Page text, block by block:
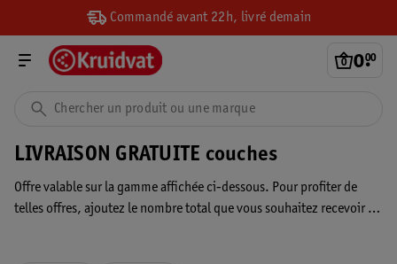
Commandé avant 22h, livré demain
0.
00
LIVRAISON GRATUITE couches
Offre valable sur la gamme affichée ci-dessous. Pour profiter de
telles offres, ajoutez le nombre total que vous souhaitez recevoir à